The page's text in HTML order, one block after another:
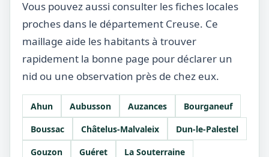
Vous pouvez aussi consulter les fiches locales
proches dans le département Creuse. Ce
maillage aide les habitants à trouver
rapidement la bonne page pour déclarer un
nid ou une observation près de chez eux.
Ahun Aubusson Auzances
Bourganeuf
Boussac
Châtelus-Malvaleix
Dun-le-Palestel
Gouzon
Guéret La Souterraine